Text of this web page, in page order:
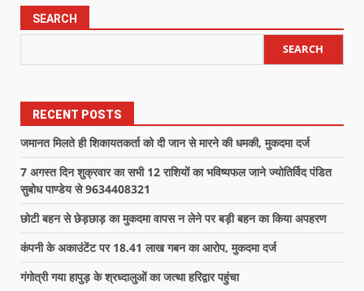
SEARCH
SEARCH
RECENT POSTS
जमानत मिलते ही शिकायतकर्ता को दी जान से मारने की धमकी, मुकदमा दर्ज
7 अगस्त दिन शुक्रवार का सभी 12 राशियों का भविष्यफल जाने ज्योतिर्विद पंडित
सुबोध पाण्डेय से 9634408321
छोटी बहन से छेड़छाड़ का मुकदमा वापस न लेने पर बड़ी बहन का किया अपहरण
कंपनी के अकाउंटेंट पर 18.41 लाख गबन का आरोप, मुकदमा दर्ज
गंगोत्री गया हापुड़ के श्रध्दालुओं का जत्था हरिद्वार पहुंचा